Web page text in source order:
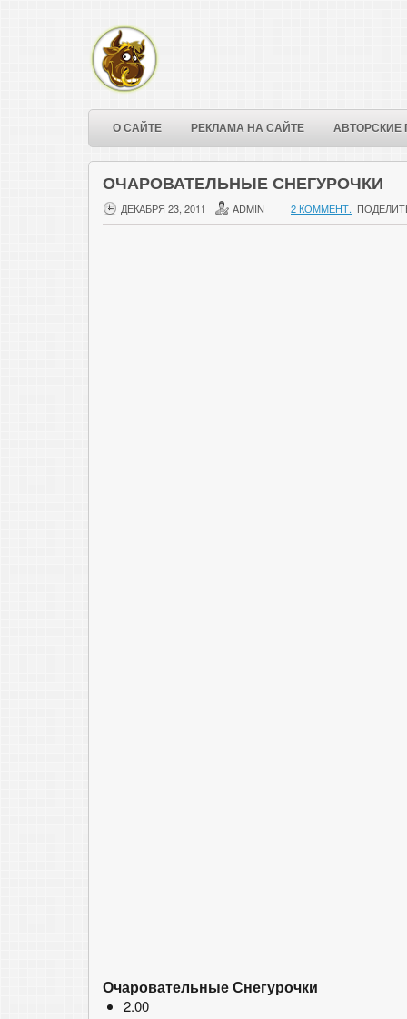
О САЙТЕ РЕКЛАМА НА САЙТЕ АВТОРСКИЕ
ОЧАРОВАТЕЛЬНЫЕ СНЕГУРОЧКИ
ДЕКАБРЯ 23, 2011 ADMIN 2 КОММЕНТ.
Очаровательные Снегурочки
2.00